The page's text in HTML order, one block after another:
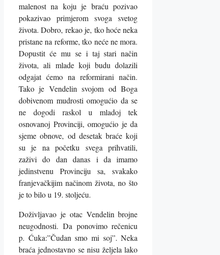
malenost na koju je braću pozivao
pokazivao primjerom svoga svetog
života. Dobro, rekao je, tko hoće neka
pristane na reforme, tko neće ne mora.
Dopustit će mu se i taj stari način
života, ali mlade koji budu dolazili
odgajat ćemo na reformirani način.
Tako je Vendelin svojom od Boga
dobivenom mudrosti omogućio da se
ne dogodi raskol u mladoj tek
osnovanoj Provinciji, omogućio je da
sjeme obnove, od desetak braće koji
su je na početku svega prihvatili,
zaživi do dan danas i da imamo
jedinstvenu Provinciju sa, svakako
franjevačkijim načinom života, no što
je to bilo u 19. stoljeću.
Doživljavao je otac Vendelin brojne
neugodnosti. Da ponovimo rečenicu
p. Ćuka:”Čudan smo mi soj”. Neka
braća jednostavno se nisu željela lako